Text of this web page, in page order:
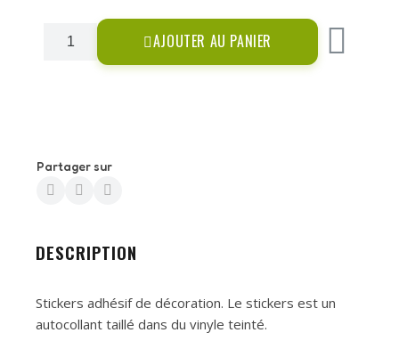
AJOUTER AU PANIER
Partager sur
DESCRIPTION
Stickers adhésif de décoration. Le stickers est un
autocollant taillé dans du vinyle teinté.